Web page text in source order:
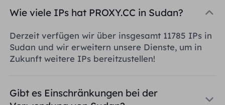
Wie viele IPs hat PROXY.CC in Sudan?
Derzeit verfügen wir über insgesamt 11785 IPs in
Sudan und wir erweitern unsere Dienste, um in
Zukunft weitere IPs bereitzustellen!
Gibt es Einschränkungen bei der